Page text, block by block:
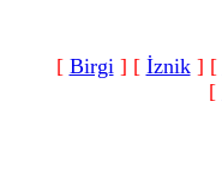
[ Birgi] [ İznik] [
[